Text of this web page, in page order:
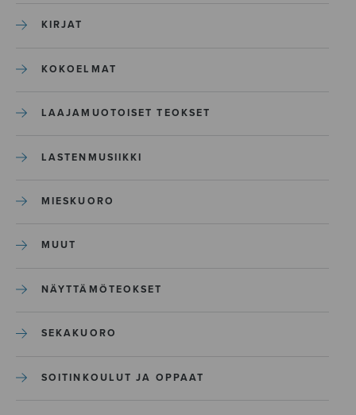
KIRJAT
KOKOELMAT
LAAJAMUOTOISET TEOKSET
LASTENMUSIIKKI
MIESKUORO
MUUT
NÄYTTÄMÖTEOKSET
SEKAKUORO
SOITINKOULUT JA OPPAAT